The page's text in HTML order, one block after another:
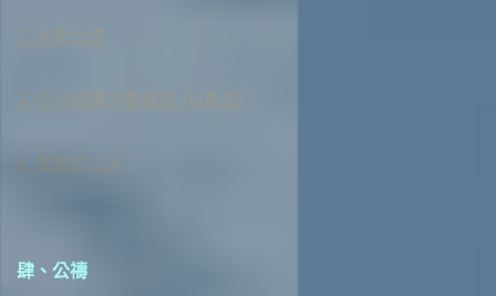
2. 恩典之洋
3. 任何環境不要懼怕 (以斯拉)
4. 聖靈的江河
肆、公禱